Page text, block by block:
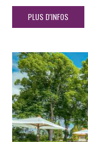
PLUS D'INFOS